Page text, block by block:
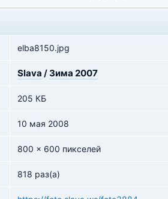
elba8150.jpg
Slava / Зима 2007
205 КБ
10 мая 2008
800 x 600 пикселей
818 раз(а)